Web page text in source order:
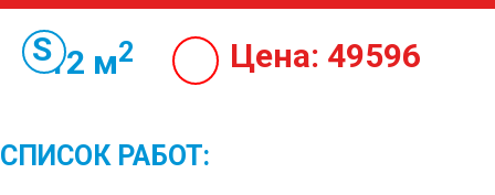
12 м2 Цена: 49596
СПИСОК РАБОТ: